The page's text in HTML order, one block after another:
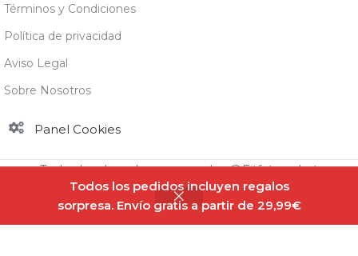
Todos los pedidos incluyen regalos
sorpresa. Envío gratis a partir de 29,99€
Términos y Condiciones
Política de privacidad
Aviso Legal
Sobre Nosotros
Panel Cookies
Todos los derechos reservados @Fitfatmarket